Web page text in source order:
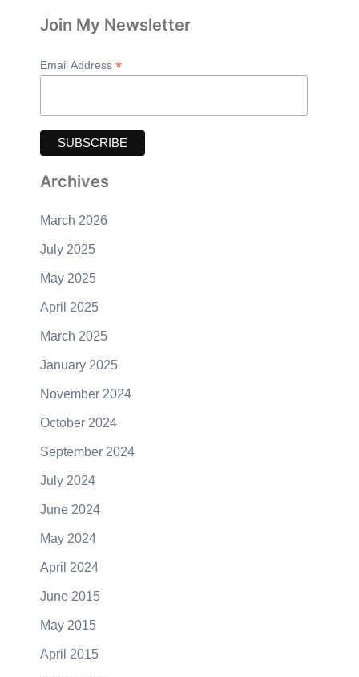
Join My Newsletter
Email Address *
Archives
March 2026
July 2025
May 2025
April 2025
March 2025
January 2025
November 2024
October 2024
September 2024
July 2024
June 2024
May 2024
April 2024
June 2015
May 2015
April 2015